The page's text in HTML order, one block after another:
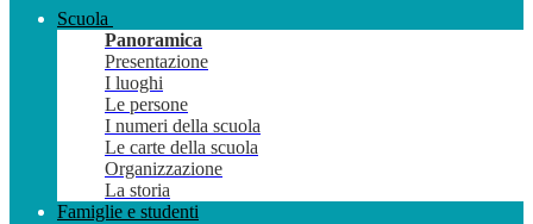
Scuola
Panoramica
Presentazione
I luoghi
Le persone
I numeri della scuola
Le carte della scuola
Organizzazione
La storia
Famiglie e studenti